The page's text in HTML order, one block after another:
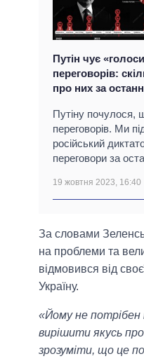
Путін чує
переговорів:
про них за
Путіну почулося,
переговорів. Ми
російський
переговори за
19 жовтня 2023, 16:40
За словами
на проблеми та
відмовився від
Україну.
«Йому не
вирішити якусь
зрозуміти, що це